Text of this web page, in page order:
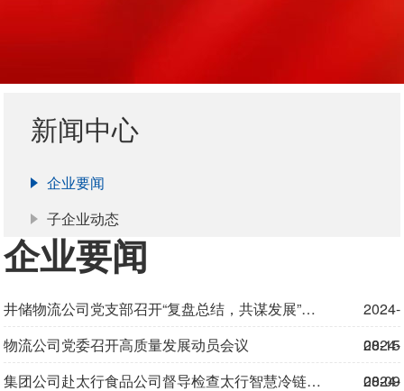
新闻中心
企业要闻
子企业动态
企业要闻
井储物流公司党支部召开“复盘总结，共谋发展”组织生活会
2024-
08-15
物流公司党委召开高质量发展动员会议
2024-
08-09
集团公司赴太行食品公司督导检查太行智慧冷链物流园国家综合货运枢纽补链强链工程建设
2024-